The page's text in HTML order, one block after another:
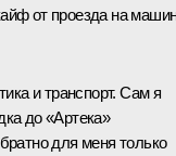
от проезда на
и транспорт. Сам я
до «Артека»
для меня только